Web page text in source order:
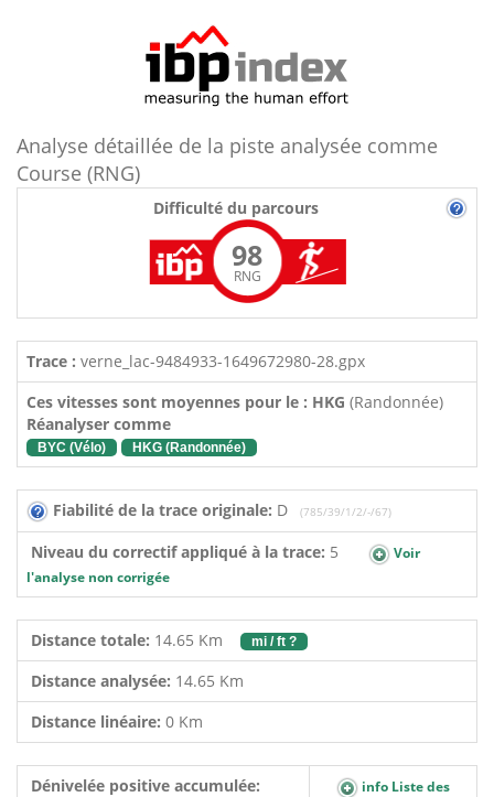
Analyse détaillée de la piste analysée comme
Course (RNG)
Difficulté du parcours
98
RNG
Trace : verne_lac-9484933-1649672980-28.gpx
Ces vitesses sont moyennes pour le : HKG (Randonnée)
Réanalyser comme
BYC (Vélo) HKG (Randonnée)
Fiabilité de la trace originale: D (785/39/1/2/-/67)
Niveau du correctif appliqué à la trace: 5
Voir
l'analyse non corrigée
Distance totale: 14.65 Km mi / ft ?
Distance analysée: 14.65 Km
Distance linéaire: 0 Km
Dénivelée positive accumulée:
info Liste des